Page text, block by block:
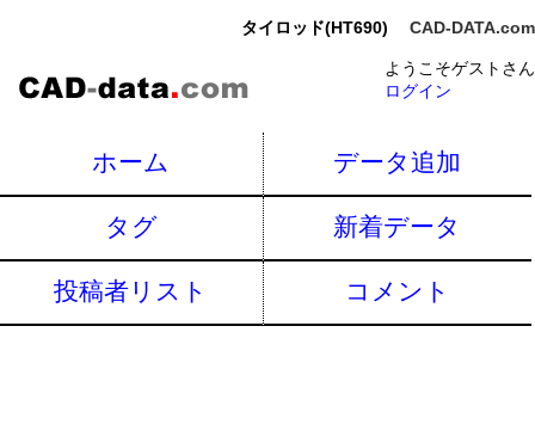
タイロッド(HT690) CAD-DATA.com
ようこそゲストさん
ログイン
ホーム データ追加
タグ 新着データ
投稿者リスト コメント